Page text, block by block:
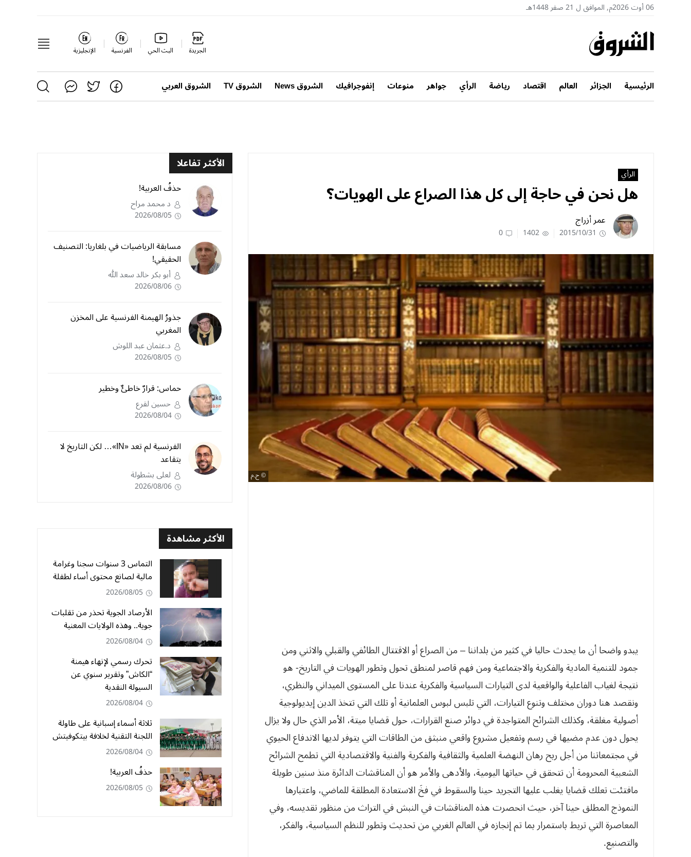
06 أوت 2026م, الموافق ل 21 صفر 1448هـ
الجريدة البث الحي الفرنسية الإنجليزية
الرئيسية الجزائر العالم اقتصاد رياضة الرأي جواهر منوعات إنفوجرافيك الشروق News الشروق TV الشروق العربي
الرأي
هل نحن في‮ ‬حاجة إلى كل هذا الصراع على الهويات؟
عمر أزراج
2015/10/31
1402
0
ح.م
يبدو واضحا أن ما‮ ‬يحدث حاليا في‮ ‬كثير من بلداننا‮ – ‬من الصراع أو الاقتتال الطائفي‮ ‬والقبلي‮ ‬والاثني‮ ‬ومن
جمود للتنمية المادية والفكرية والاجتماعية ومن فهم قاصر لمنطق تحول وتطور الهويات في‮ ‬التاريخ‮- ‬هو
نتيجة لغياب الفاعلية والواقعية لدى التيارات السياسية والفكرية عندنا على المستوى الميداني‮ ‬والنظري،‮
‬ونقصد هنا دوران مختلف وتنوع التيارات،‮ ‬التي‮ ‬تلبس لبوس العلمانية أو تلك التي‮ ‬تتخذ الدين إيديولوجية
أصولية مغلقة،‮ ‬وكذلك الشرائح المتواجدة في‮ ‬دوائر صنع القرارات،‮ ‬حول قضايا ميتة،‮ ‬الأمر الذي‮ ‬حال ولا‮ ‬يزال‮
‬يحول دون عدم مضيها في‮ ‬رسم وتفعيل مشروع واقعي‮ ‬منبثق من الطاقات التي‮ ‬يتوفر لديها الاندفاع الحيوي‮
‬في‮ ‬مجتمعاتنا من أجل ربح رهان النهضة العلمية والثقافية والفكرية والفنية والاقتصادية التي‮ ‬تطمح الشرائح
الشعبية المحرومة أن تتحقق في‮ ‬حياتها اليومية،‮ ‬والأدهى والأمر هو أن المناقشات الدائرة منذ سنين طويلة
مافتئت تعلك قضايا‮ ‬يغلب عليها التجريد حينا والسقوط في‮ ‬فخَ‮ ‬الاستعادة المطلقة للماضي،‮ ‬واعتبارها
النموذج المطلق حينا آخر،‮ ‬حيث انحصرت هذه المناقشات في‮ ‬النبش في‮ ‬التراث من منظور تقديسه،‮ ‬وفي‮
‬المعاصرة التي‮ ‬تربط باستمرار بما تم إنجازه في‮ ‬العالم الغربي‮ ‬من تحديث وتطور للنظم السياسية،‮ ‬والفكر،‮
‬والتصنيع‮.‬
الأكثر تفاعلا
حذفُ العربية!
د محمد مراح
2026/08/05
مسابقة الرياضيات في بلغاريا: التصنيف
الحقيقي!
أبو بكر خالد سعد الله
2026/08/06
جذورُ الهيمنة الفرنسية على المخزن
المغربي
د.عثمان عبد اللوش
2026/08/05
حماس: قرارٌ خاطئٌ وخطير
حسين لقرع
2026/08/04
الفرنسية لم تعد «IN»… لكن التاريخ لا
يتقاعد
لعلى بشطولة
2026/08/06
الأكثر مشاهدة
التماس 3 سنوات سجنا وغرامة
مالية لصانع محتوى أساء لطفلة
2026/08/05
الأرصاد الجوية تحذر من تقلبات
جوية.. وهذه الولايات المعنية
2026/08/04
تحرك رسمي لإنهاء هيمنة
“الكاش” وتقرير سنوي عن
السيولة النقدية
2026/08/04
ثلاثة أسماء إسبانية على طاولة
اللجنة التقنية لخلافة بيتكوفيتش
2026/08/04
حذفُ العربية!
2026/08/05